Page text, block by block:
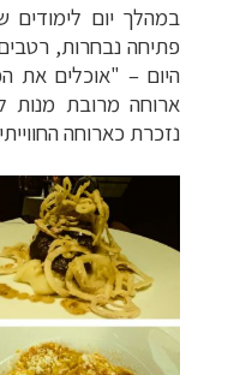
במהלך יום לימודים
פתיחה נבחרות,
היום – "אוכלים את
ארוחה מרובת מנות
נזכרת כארוחה